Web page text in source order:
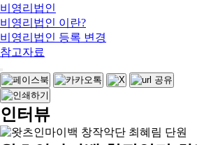
비영리법인
비영리법인 이란?
비영리법인 등록 변경
참고자료
인터뷰